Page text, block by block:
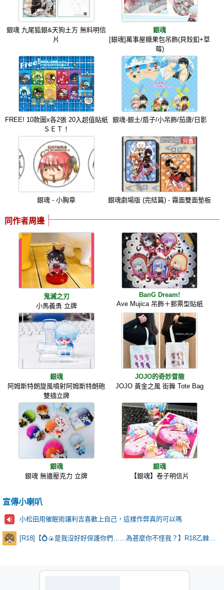
銀魂 九尾狐銀&天狗土方 無料明信
片
銀魂
[銀魂]萬事屋糖果包吊飾(貝殼釦+草
莓)
FREE! 10款圖x各2張 20入超值貼紙
ＳＥＴ！
銀魂-銀土/扇子/小吊飾/茄唐/日影
銀魂 - 小胸章 銀魂劇場版 (完結篇) - 霧面雙面墊板
同作者周邊
鬼滅之刃
小馬義勇 立牌
BanG Dream!
Ave Mujica 吊飾＋郵票型貼紙
銀魂
阿姆斯特朗旋風噴射阿姆斯特朗砲
雙插立牌
JOJO的奇妙冒險
JOJO 黃金之風 街舞 Tote Bag
銀魂
銀魂 無邊壓克力 立牌
銀魂
【銀魂】卷子明信片
宣傳小喇叭
小松田用催眠術讓利吉喜歡上自己，這樣作弊真的可以嗎
[R18]【💍🍙是我沒好好保護你們……為甚麼你不怪我？】R18乙棘《Poker Face》* 含本篇劇情